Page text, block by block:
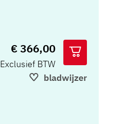
€ 366,00
Exclusief BTW
bladwijzer